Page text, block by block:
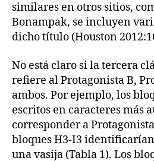
similares en otros sitios,
Bonampak, se incluyen
dicho título (Houston
No está claro si la tercera
refiere al Protagonista B,
ambos. Por ejemplo, los
escritos en caracteres más
corresponder a
bloques H3-I3
una vasija (Tabla 1). Los